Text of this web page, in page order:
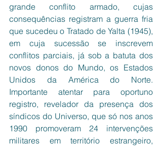
grande conflito armado, cujas
consequências registram a guerra fria
que sucedeu o Tratado de Yalta (1945),
em cuja sucessão se inscrevem
conflitos parciais, já sob a batuta dos
novos donos do Mundo, os Estados
Unidos da América do Norte.
Importante atentar para oportuno
registro, revelador da presença dos
síndicos do Universo, que só nos anos
1990 promoveram 24 intervenções
militares em território estrangeiro,